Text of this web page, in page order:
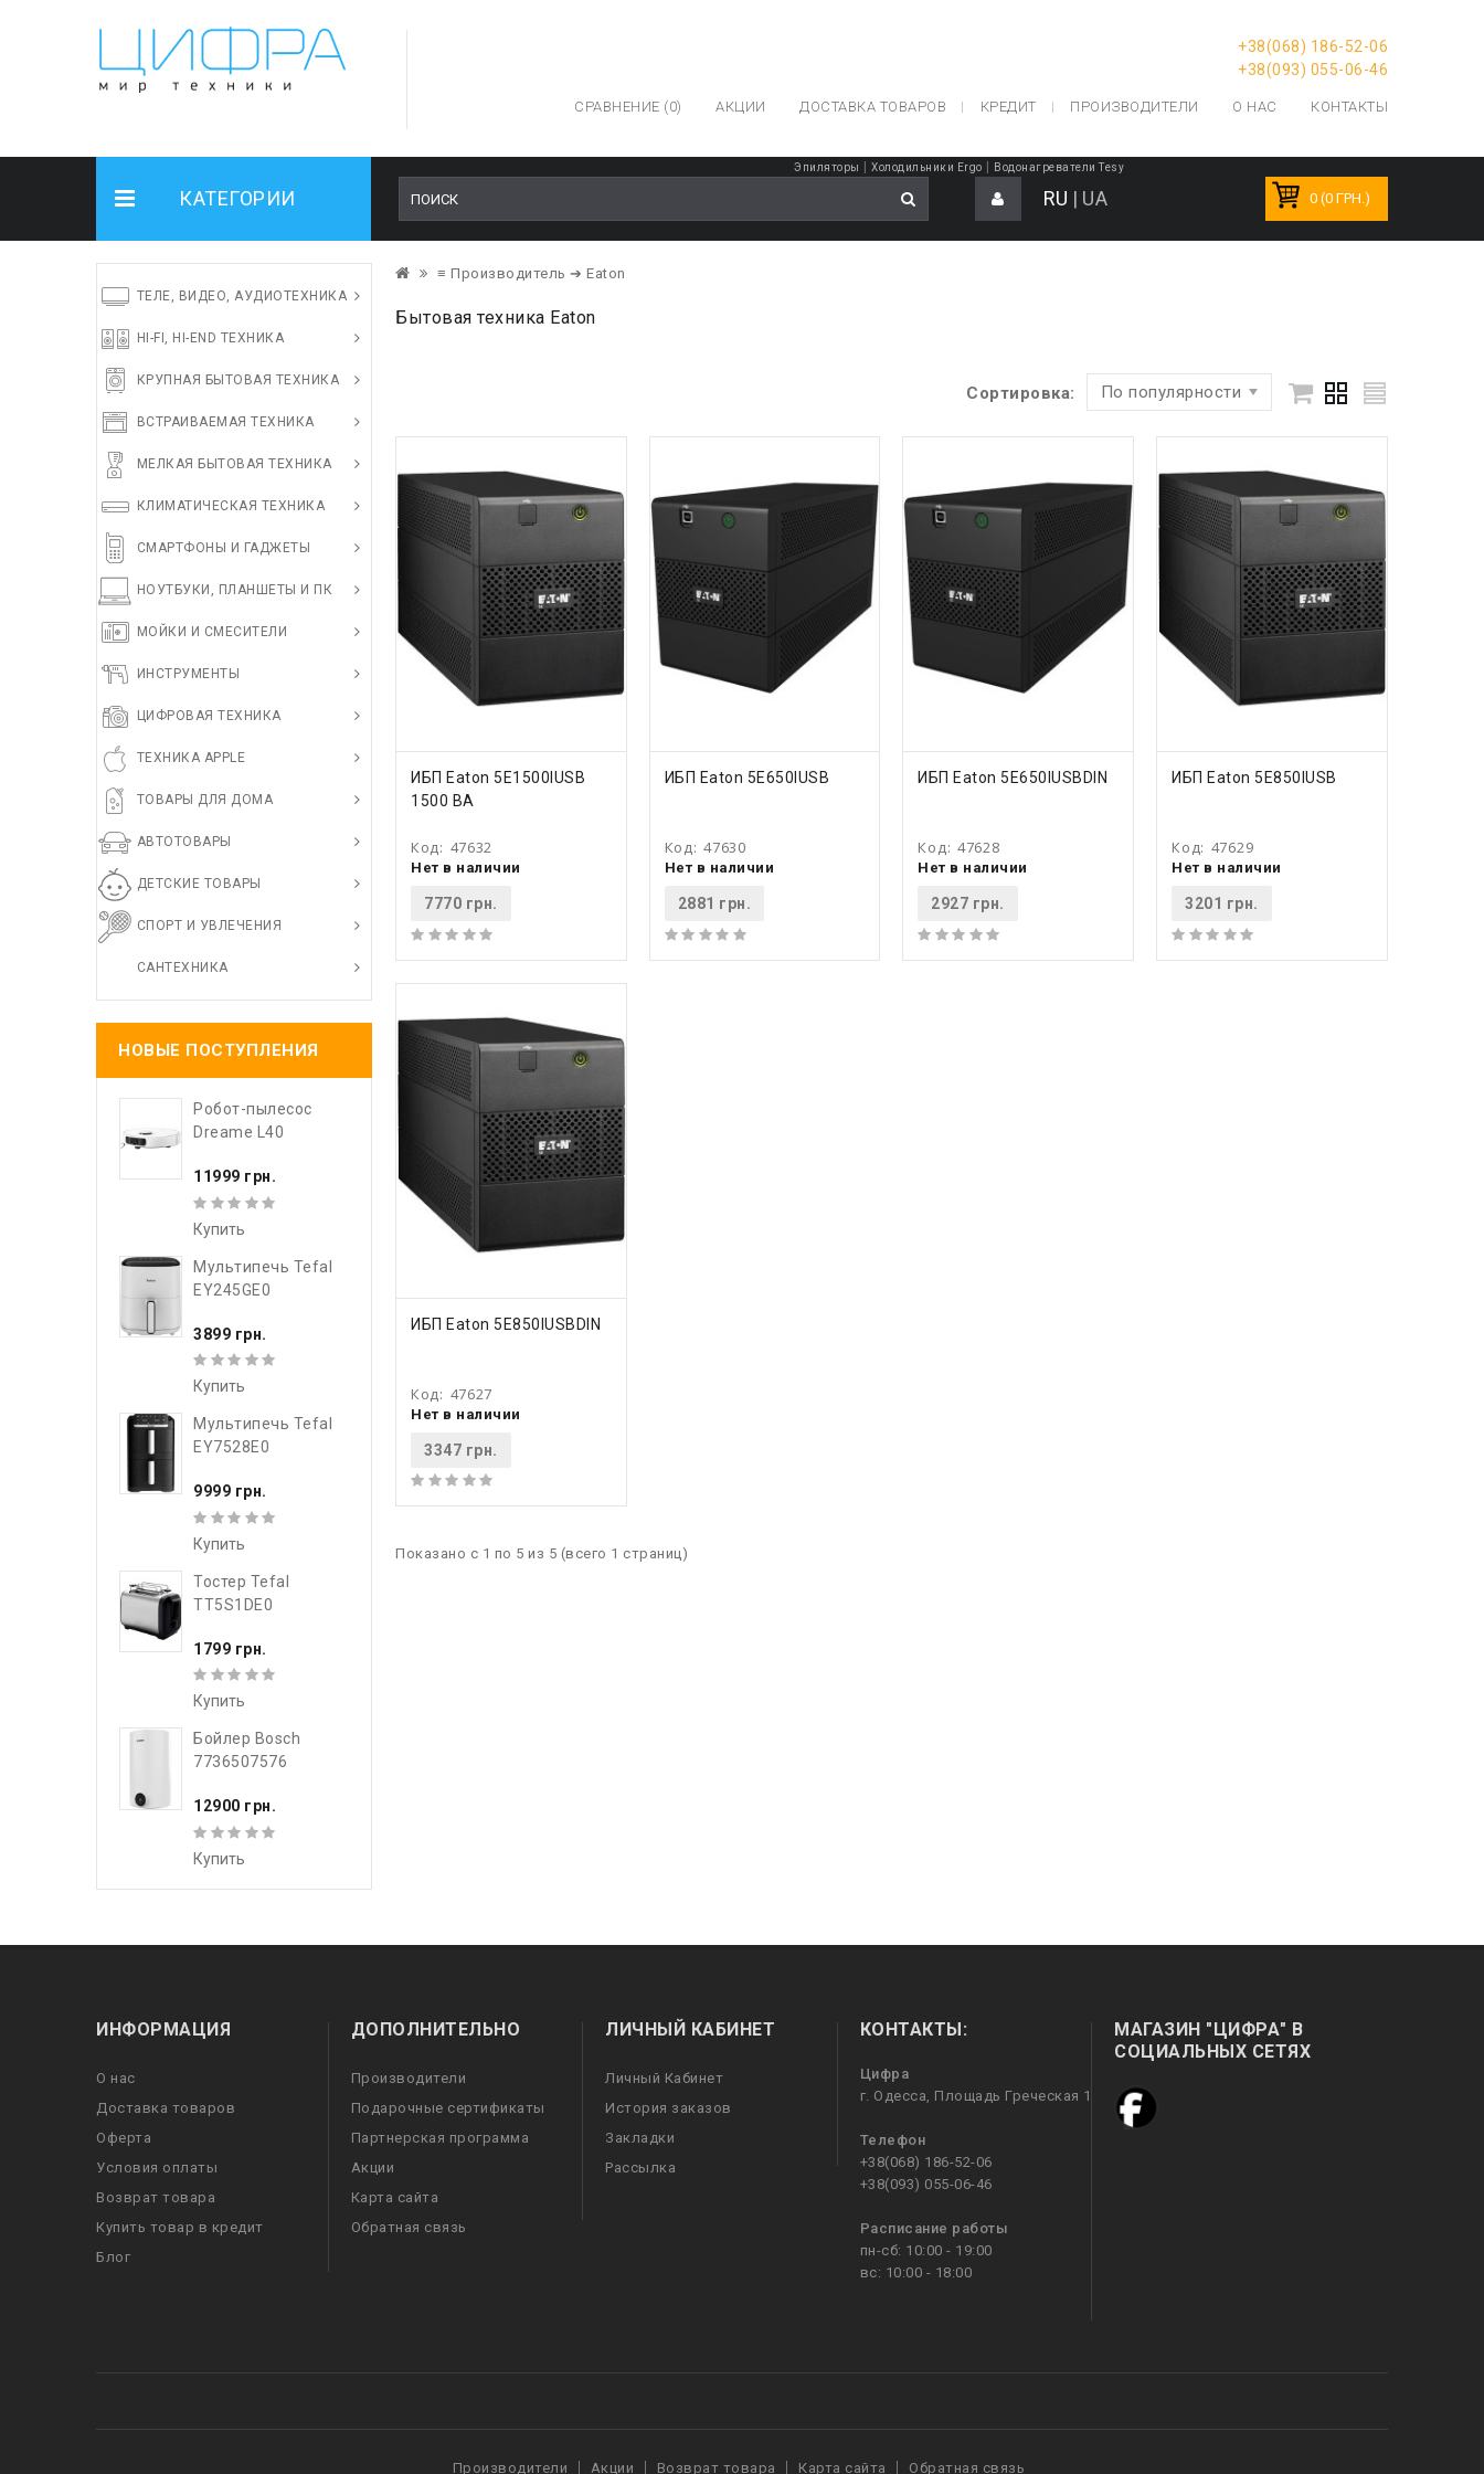
+38(068) 186-52-06
+38(093) 055-06-46
СРАВНЕНИЕ (0) АКЦИИ ДОСТАВКА ТОВАРОВ КРЕДИТ ПРОИЗВОДИТЕЛИ О НАС КОНТАКТЫ
КАТЕГОРИИ
Эпиляторы Холодильники Ergo Водонагреватели Tesy
RU | UA 0 (0 ГРН.)
ТЕЛЕ, ВИДЕО, АУДИОТЕХНИКА
HI-FI, HI-END ТЕХНИКА
КРУПНАЯ БЫТОВАЯ ТЕХНИКА
ВСТРАИВАЕМАЯ ТЕХНИКА
МЕЛКАЯ БЫТОВАЯ ТЕХНИКА
КЛИМАТИЧЕСКАЯ ТЕХНИКА
СМАРТФОНЫ И ГАДЖЕТЫ
НОУТБУКИ, ПЛАНШЕТЫ И ПК
МОЙКИ И СМЕСИТЕЛИ
ИНСТРУМЕНТЫ
ЦИФРОВАЯ ТЕХНИКА
ТЕХНИКА APPLE
ТОВАРЫ ДЛЯ ДОМА
АВТОТОВАРЫ
ДЕТСКИЕ ТОВАРЫ
СПОРТ И УВЛЕЧЕНИЯ
САНТЕХНИКА
НОВЫЕ ПОСТУПЛЕНИЯ
Робот-пылесос
Dreame L40
11999 грн.
Купить
Мультипечь Tefal
EY245GE0
3899 грн.
Купить
Мультипечь Tefal
EY7528E0
9999 грн.
Купить
Тостер Tefal
TT5S1DE0
1799 грн.
Купить
Бойлер Bosch
7736507576
12900 грн.
Купить
≡ Производитель ➔ Eaton
Бытовая техника Eaton
Сортировка: По популярности
КУПИТЬ
ИБП Eaton 5E1500IUSB
1500 ВА
Код: 47632
Нет в наличии
7770 грн.
КУПИТЬ
ИБП Eaton 5E650IUSB
Код:47630
Нет в наличии
2881 грн.
КУПИТЬ
ИБП Eaton 5E650IUSBDIN
Код: 47628
Нет в наличии
2927 грн.
КУПИТЬ
ИБП Eaton 5E850IUSB
Код: 47629
Нет в наличии
3201 грн.
КУПИТЬ
ИБП Eaton 5E850IUSBDIN
Код: 47627
Нет в наличии
3347 грн.
Показано с 1 по 5 из 5 (всего 1 страниц)
ИНФОРМАЦИЯ
О нас
Доставка товаров
Оферта
Условия оплаты
Возврат товара
Купить товар в кредит
Блог
ДОПОЛНИТЕЛЬНО
Производители
Подарочные сертификаты
Партнерская программа
Акции
Карта сайта
Обратная связь
ЛИЧНЫЙ КАБИНЕТ
Личный Кабинет
История заказов
Закладки
Рассылка
КОНТАКТЫ:
Цифра
г. Одесса, Площадь Греческая 1
Телефон
+38(068) 186-52-06
+38(093) 055-06-46
Расписание работы
пн-сб: 10:00 - 19:00
вс: 10:00 - 18:00
МАГАЗИН "ЦИФРА" В
СОЦИАЛЬНЫХ СЕТЯХ
Производители Акции Возврат товара Карта сайта Обратная связь